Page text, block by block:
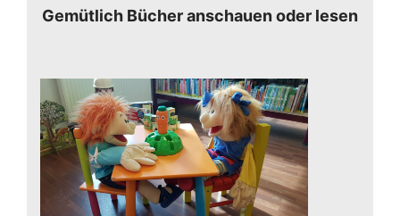
Gemütlich Bücher anschauen oder lesen